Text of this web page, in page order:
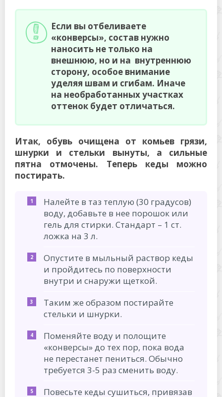
Если вы отбеливаете
«конверсы», состав нужно
наносить не только на
внешнюю, но и на внутреннюю
сторону, особое внимание
уделяя швам и сгибам. Иначе
на необработанных участках
оттенок будет отличаться.
Итак, обувь очищена от комьев грязи,
шнурки и стельки вынуты, а сильные
пятна отмочены. Теперь кеды можно
постирать.
Налейте в таз теплую (30 градусов)
воду, добавьте в нее порошок или
гель для стирки. Стандарт – 1 ст.
ложка на 3 л.
Опустите в мыльный раствор кеды
и пройдитесь по поверхности
внутри и снаружи щеткой.
Таким же образом постирайте
стельки и шнурки.
Поменяйте воду и полощите
«конверсы» до тех пор, пока вода
не перестанет пениться. Обычно
требуется 3-5 раз сменить воду.
Повесьте кеды сушиться, привязав